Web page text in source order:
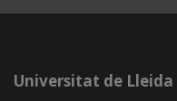
Universitat de Lleida